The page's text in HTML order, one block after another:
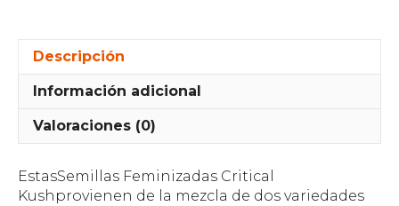
Descripción
Información adicional
Valoraciones (0)
EstasSemillas Feminizadas Critical
Kushprovienen de la mezcla de dos variedades